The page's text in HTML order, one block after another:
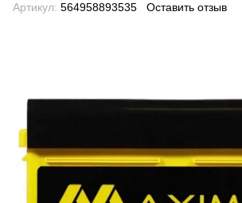
Артикул: 564958893535 Оставить отзыв